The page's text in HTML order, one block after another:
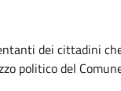
dei cittadini
politico del